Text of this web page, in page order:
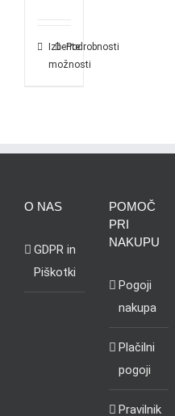
Izberite
možnosti
Podrobnosti
O NAS
GDPR in
Piškotki
POMOČ
PRI
NAKUPU
Pogoji
nakupa
Plačilni
pogoji
Pravilnik